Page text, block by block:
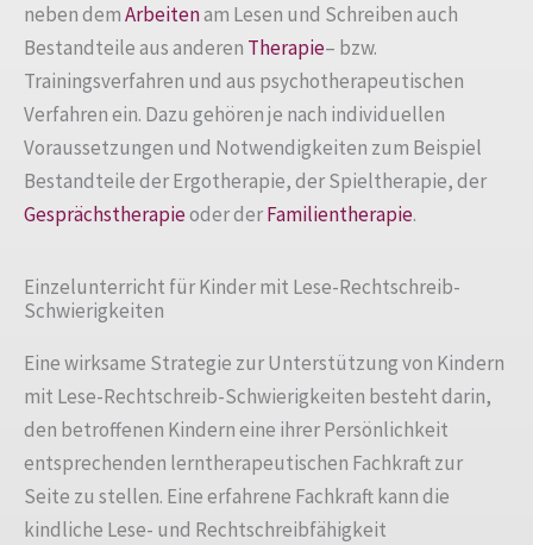
neben demArbeitenam Lesen und Schreiben auch
Bestandteile aus anderen Therapie– bzw.
Trainingsverfahren und aus psychotherapeutischen
Verfahren ein. Dazu gehören je nach individuellen
Voraussetzungen und Notwendigkeiten zum Beispiel
Bestandteile der Ergotherapie, der Spieltherapie, der
Gesprächstherapieoder derFamilientherapie.
Einzelunterricht für Kinder mit Lese-Rechtschreib-
Schwierigkeiten
Eine wirksame Strategie zur Unterstützung von Kindern
mit Lese-Rechtschreib-Schwierigkeiten besteht darin,
den betroffenen Kindern eine ihrer Persönlichkeit
entsprechenden lerntherapeutischen Fachkraft zur
Seite zu stellen. Eine erfahrene Fachkraft kann die
kindliche Lese- und Rechtschreibfähigkeit